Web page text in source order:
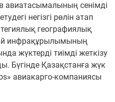
сенімді
негізгі рөлін атап
географиялық
инфрақұрылымының
жүктерді тиімді жеткізу
Бүгінде Қазақстанға жүк
авиакарго-компаниясы